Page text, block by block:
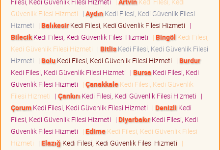
Güvenlik Filesi Hizmeti | AydınKedi Filesi, Kedi Güvenlik Filesi
Hizmeti | BalıkesirKedi Filesi, Kedi Güvenlik Filesi Hizmeti |
BilecikKedi Filesi, Kedi Güvenlik Filesi Hizmeti | Bingöl Kedi Filesi,
Kedi Güvenlik Filesi Hizmeti | BitlisKedi Filesi, Kedi Güvenlik Filesi
Hizmeti | BoluKedi Filesi, Kedi Güvenlik Filesi Hizmeti | Burdur
Kedi Filesi, Kedi Güvenlik Filesi Hizmeti | Bursa Kedi Filesi, Kedi
Güvenlik Filesi Hizmeti | ÇanakkaleKedi Filesi, Kedi Güvenlik
Filesi Hizmeti | Çankırı Kedi Filesi, Kedi Güvenlik Filesi Hizmeti |
ÇorumKedi Filesi, Kedi Güvenlik Filesi Hizmeti | Denizli Kedi
Filesi, Kedi Güvenlik Filesi Hizmeti | DiyarbakırKedi Filesi, Kedi
Güvenlik Filesi Hizmeti | EdirneKedi Filesi, Kedi Güvenlik Filesi
Hizmeti | Elazığ Kedi Filesi, Kedi Güvenlik Filesi Hizmeti |